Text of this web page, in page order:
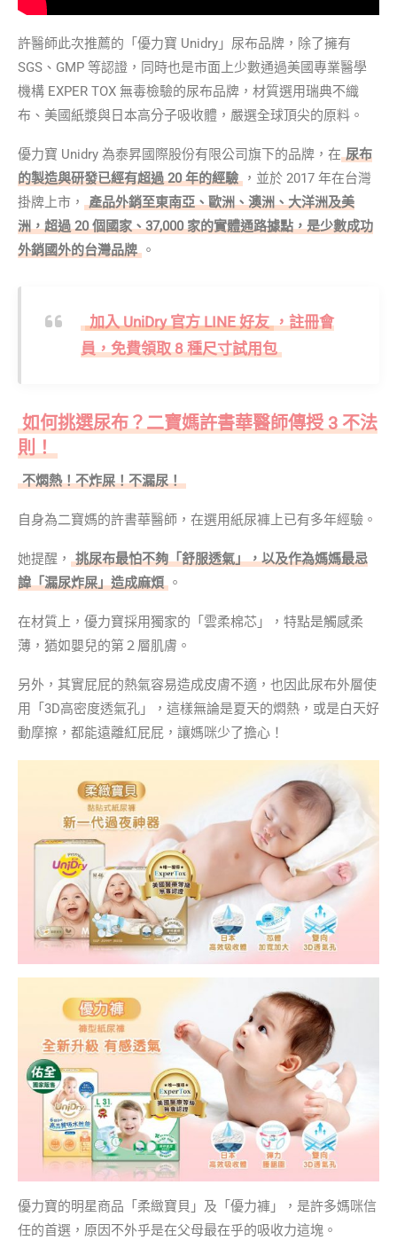
許醫師此次推薦的「優力寶 Unidry」尿布品牌，除了擁有
SGS、GMP 等認證，同時也是市面上少數通過美國專業醫學
機構 EXPER TOX 無毒檢驗的尿布品牌，材質選用瑞典不織
布、美國紙漿與日本高分子吸收體，嚴選全球頂尖的原料。
優力寶 Unidry 為泰昇國際股份有限公司旗下的品牌，在 尿布
的製造與研發已經有超過 20 年的經驗
，並於 2017 年在台灣
掛牌上市，
產品外銷至東南亞、歐洲、澳洲、大洋洲及美
洲，超過 20 個國家、37,000 家的實體通路據點，是少數成功
外銷國外的台灣品牌 。
加入 UniDry 官方 LINE 好友 ，註冊會
員，免費領取 8 種尺寸試用包
如何挑選尿布？二寶媽許書華醫師傳授 3 不法
則！
不燜熱！不炸屎！不漏尿！
自身為二寶媽的許書華醫師，在選用紙尿褲上已有多年經驗。
她提醒，
挑尿布最怕不夠「舒服透氣」，以及作為媽媽最忌
諱「漏尿炸屎」造成麻煩 。
在材質上，優力寶採用獨家的「雲柔棉芯」，特點是觸感柔
薄，猶如嬰兒的第２層肌膚。
另外，其實屁屁的熱氣容易造成皮膚不適，也因此尿布外層使
用「3D高密度透氣孔」，這樣無論是夏天的燜熱，或是白天好
動摩擦，都能遠離紅屁屁，讓媽咪少了擔心！
優力寶的明星商品「柔緻寶貝」及「優力褲」，是許多媽咪信
任的首選，原因不外乎是在父母最在乎的吸收力這塊。